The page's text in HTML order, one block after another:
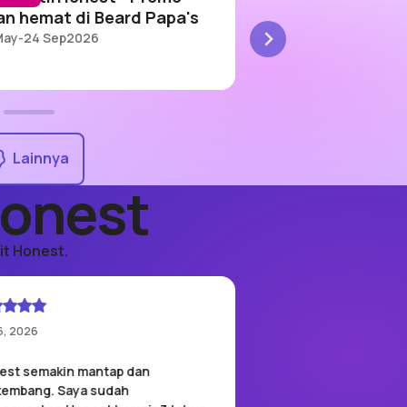
hemat di Beard Papa's
-24 Sep2026
makan di Burger
24 Jun
Lainnya
Honest.
2026
semakin mantap dan
Saya sudah